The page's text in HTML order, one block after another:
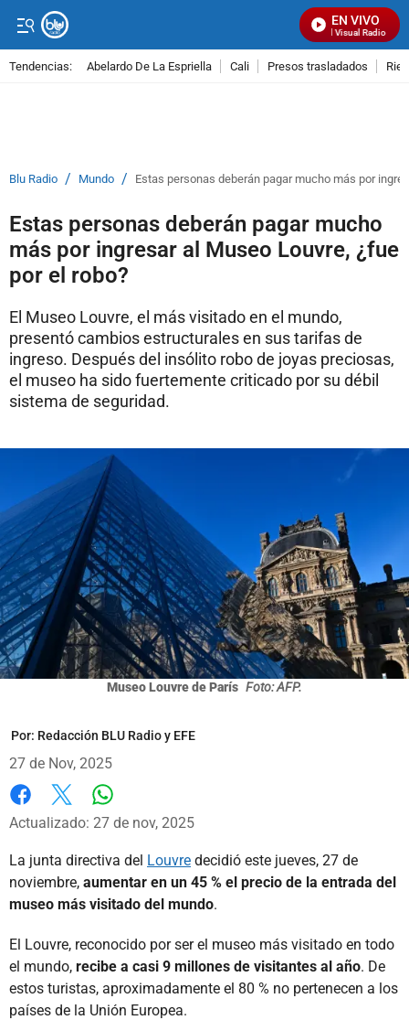
EN VIVO
Señal Visual Radio
Tendencias: Abelardo De La Espriella Cali Presos trasladados
Blu Radio / Mundo / Estas personas deberán pagar mucho más por
Estas personas deberán pagar mucho
más por ingresar al Museo Louvre, ¿fue
por el robo?
El Museo Louvre, el más visitado en el mundo,
presentó cambios estructurales en sus tarifas de
ingreso. Después del insólito robo de joyas preciosas,
el museo ha sido fuertemente criticado por su débil
sistema de seguridad.
Museo Louvre de París Foto: AFP.
Por: Redacción BLU Radio y EFE
27 de Nov, 2025
Facebook
X
Actualizado: 27 de nov, 2025
La junta directiva del Louvre decidió este jueves, 27 de
noviembre, aumentar en un 45 % el precio de la entrada del
museo más visitado del mundo.
El Louvre, reconocido por ser el museo más visitado en todo
el mundo, recibe a casi 9 millones de visitantes al año. De
estos turistas, aproximadamente el 80 % no pertenecen a los
países de la Unión Europea.